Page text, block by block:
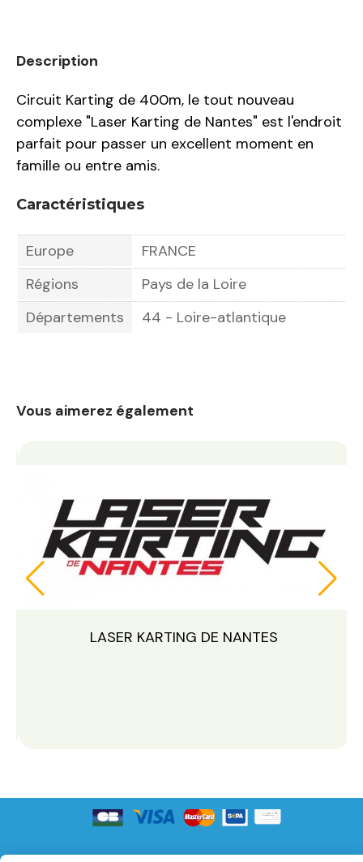
Description
Circuit Karting de 400m, le tout nouveau
complexe "Laser Karting de Nantes" est l'endroit
parfait pour passer un excellent moment en
famille ou entre amis.
Caractéristiques
Europe
FRANCE
Régions
Pays de la Loire
Départements
44 - Loire-atlantique
Vous aimerez également
DE NANTES LASER